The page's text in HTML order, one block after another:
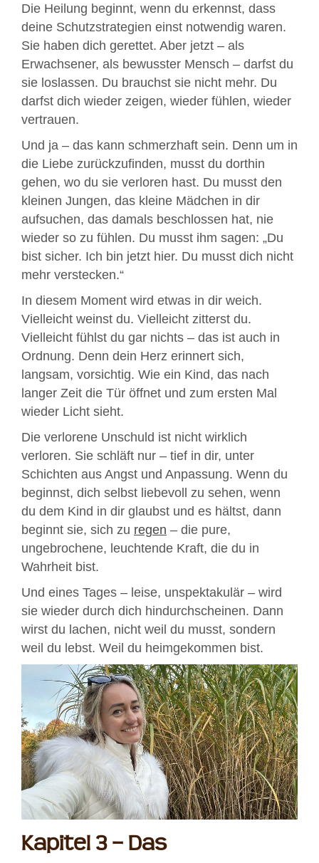
Die Heilung beginnt, wenn du erkennst, dass
deine Schutzstrategien einst notwendig waren.
Sie haben dich gerettet. Aber jetzt – als
Erwachsener, als bewusster Mensch – darfst du
sie loslassen. Du brauchst sie nicht mehr. Du
darfst dich wieder zeigen, wieder fühlen, wieder
vertrauen.
Und ja – das kann schmerzhaft sein. Denn um in
die Liebe zurückzufinden, musst du dorthin
gehen, wo du sie verloren hast. Du musst den
kleinen Jungen, das kleine Mädchen in dir
aufsuchen, das damals beschlossen hat, nie
wieder so zu fühlen. Du musst ihm sagen: „Du
bist sicher. Ich bin jetzt hier. Du musst dich nicht
mehr verstecken.“
In diesem Moment wird etwas in dir weich.
Vielleicht weinst du. Vielleicht zitterst du.
Vielleicht fühlst du gar nichts – das ist auch in
Ordnung. Denn dein Herz erinnert sich,
langsam, vorsichtig. Wie ein Kind, das nach
langer Zeit die Tür öffnet und zum ersten Mal
wieder Licht sieht.
Die verlorene Unschuld ist nicht wirklich
verloren. Sie schläft nur – tief in dir, unter
Schichten aus Angst und Anpassung. Wenn du
beginnst, dich selbst liebevoll zu sehen, wenn
du dem Kind in dir glaubst und es hältst, dann
beginnt sie, sich zu regen – die pure,
ungebrochene, leuchtende Kraft, die du in
Wahrheit bist.
Und eines Tages – leise, unspektakulär – wird
sie wieder durch dich hindurchscheinen. Dann
wirst du lachen, nicht weil du musst, sondern
weil du lebst. Weil du heimgekommen bist.
Kapitel 3 – Das